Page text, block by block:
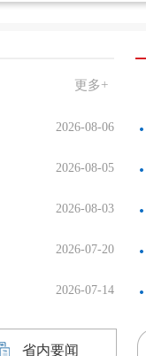
更多+
2026-08-06
2026-08-05
2026-08-03
2026-07-20
2026-07-14
省内要闻